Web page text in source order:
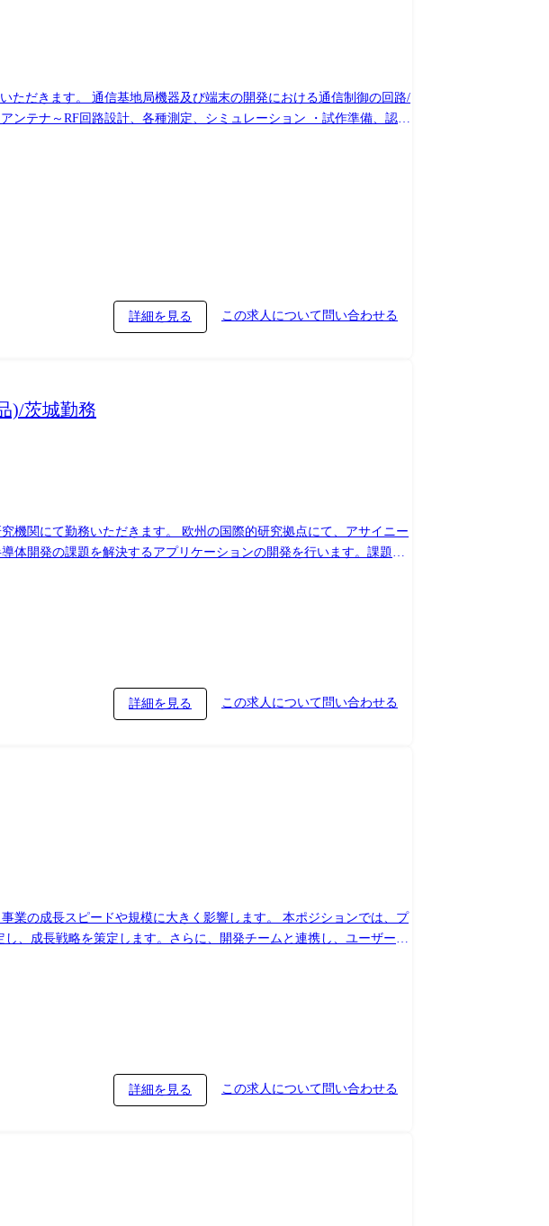
ただきます。 通信基地局機器及び端末の開発における通信制御の回路/
トレーサビリティ) 医療(遠隔医療、バイタルデータ) レスキュー(事
詳細を見る この求人について問い合わせる
)/茨城勤務
機関にて勤務いただきます。 欧州の国際的研究拠点にて、アサイニー
開発の課題を解決するアプリケーションの開発を行います。課題発
(約60%)アプリケーション開発(約20%)その他(約20%) 入社後、
その経験を活かしてアプリケーションエンジニアとしてのキャリアを
詳細を見る この求人について問い合わせる
ドや規模に大きく影響します。 本ポジションでは、プ
、成長戦略を策定します。さらに、開発チームと連携し、ユーザーに
詳細を見る この求人について問い合わせる